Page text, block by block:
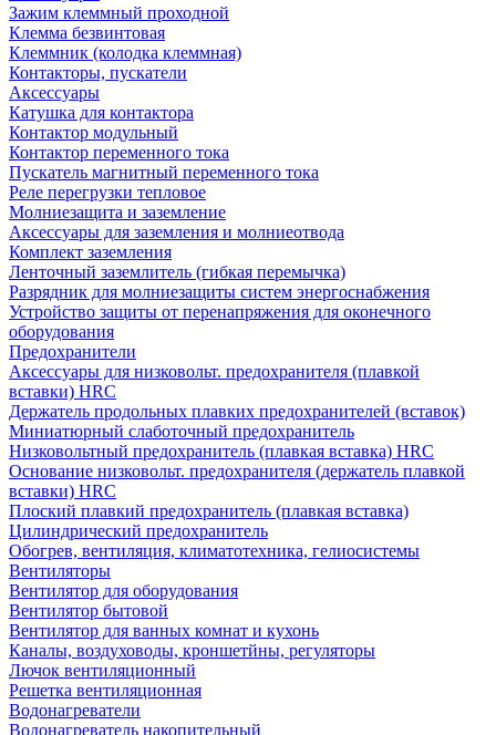
Зажим клеммный проходной
Клемма безвинтовая
Клеммник (колодка клеммная)
Контакторы, пускатели
Аксессуары
Катушка для контактора
Контактор модульный
Контактор переменного тока
Пускатель магнитный переменного тока
Реле перегрузки тепловое
Молниезащита и заземление
Аксессуары для заземления и молниеотвода
Комплект заземления
Ленточный заземлитель (гибкая перемычка)
Разрядник для молниезащиты систем энергоснабжения
Устройство защиты от перенапряжения для оконечного
оборудования
Предохранители
Аксессуары для низковольт. предохранителя (плавкой
вставки) HRC
Держатель продольных плавких предохранителей (вставок)
Миниатюрный слаботочный предохранитель
Низковольтный предохранитель (плавкая вставка) HRC
Основание низковольт. предохранителя (держатель плавкой
вставки) HRC
Плоский плавкий предохранитель (плавкая вставка)
Цилиндрический предохранитель
Обогрев, вентиляция, климатотехника, гелиосистемы
Вентиляторы
Вентилятор для оборудования
Вентилятор бытовой
Вентилятор для ванных комнат и кухонь
Каналы, воздуховоды, кроншетйны, регуляторы
Лючок вентиляционный
Решетка вентиляционная
Водонагреватели
Водонагреватель накопительный